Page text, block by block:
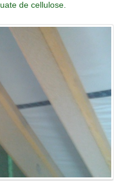
de cellulose.